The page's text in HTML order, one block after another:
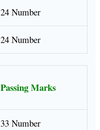
24 Number
24 Number
Passing Marks
33 Number